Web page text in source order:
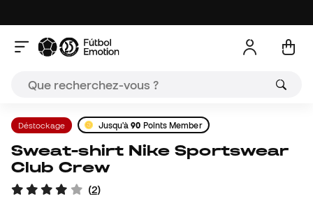
Déstockage Jusqu'à90 Points Member
Sweat-shirt Nike Sportswear
Club Crew
(2)